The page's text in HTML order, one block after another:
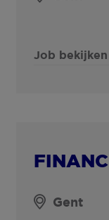
Job bekijken
Gent